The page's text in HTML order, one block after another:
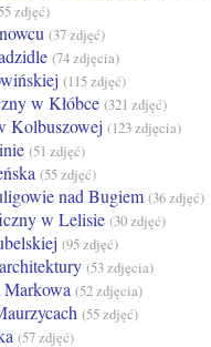
zdjęć)
(37 zdjęć)
(74 zdjęcia)
(115 zdjęć)
w Kłóbce (321 zdjęć)
Kolbuszowej (123 zdjęcia)
(51 zdjęć)
(55 zdjęć)
nad Bugiem (36 zdjęć)
w Lelisie (30 zdjęć)
(95 zdjęć)
(53 zdjęcia)
(52 zdjęcia)
(55 zdjęć)
(57 zdjęć)